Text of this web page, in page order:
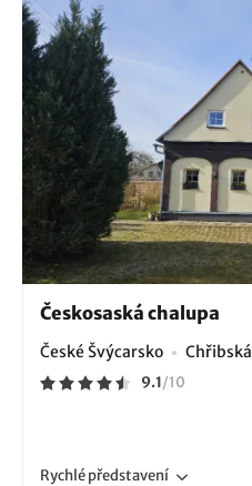
Českosaská chalupa
České Švýcarsko Chřibská
9.1/10
Rychlépředstavení